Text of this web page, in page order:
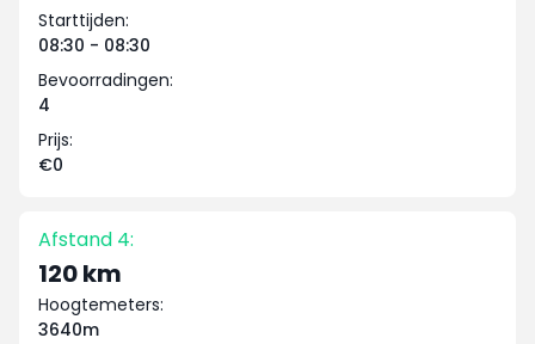
Starttijden:
08:30 - 08:30
Bevoorradingen:
4
Prijs:
€0
Afstand 4:
120 km
Hoogtemeters:
3640m